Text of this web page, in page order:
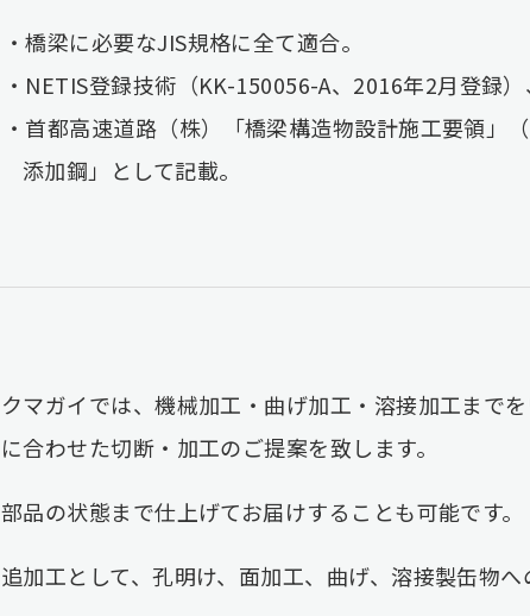
橋梁に必要なJIS規格に全て適合。
NETIS登録技術（KK-150056-A、2016年2月登録
首都高速道路（株）「橋梁構造物設計施工要領」
添加鋼」として記載。
クマガイでは、機械加工・曲げ加工・溶接加工まで
に合わせた切断・加工のご提案を致します。
部品の状態まで仕上げてお届けすることも可能です。
追加工として、孔明け、面加工、曲げ、溶接製缶物へ